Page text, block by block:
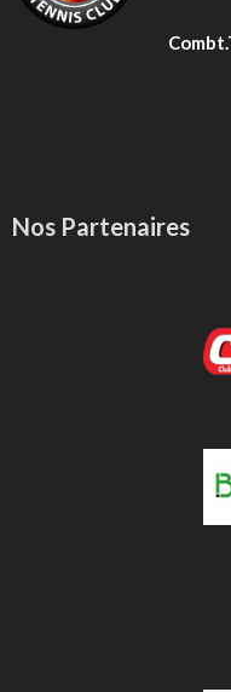
Nos Partenaires